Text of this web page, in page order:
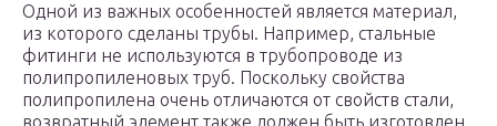
Одной из важных особенностей является материал,
из которого сделаны трубы. Например, стальные
фитинги не используются в трубопроводе из
полипропиленовых труб. Поскольку свойства
полипропилена очень отличаются от свойств стали,
возвратный элемент также должен быть изготовлен